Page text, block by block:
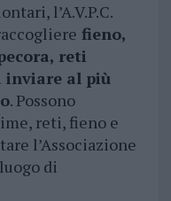
l’A.V.P.C.
fieno,
reti
inviare al più
. Possono
reti, fieno e
l’Associazione
di